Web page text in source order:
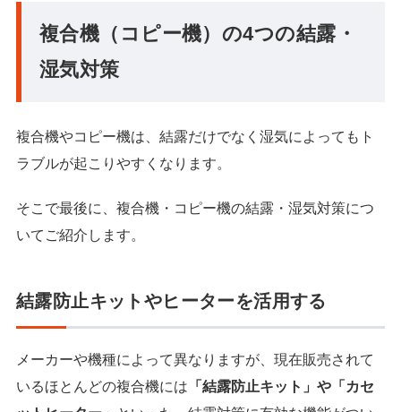
複合機（コピー機）の4つの結露・
湿気対策
複合機やコピー機は、結露だけでなく湿気によってもト
ラブルが起こりやすくなります。
そこで最後に、複合機・コピー機の結露・湿気対策につ
いてご紹介します。
結露防止キットやヒーターを活用する
メーカーや機種によって異なりますが、現在販売されて
いるほとんどの複合機には 「結露防止キット」や「カセ